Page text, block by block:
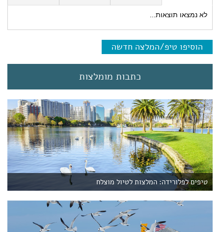
לא נמצאו תוצאות...
הוסיפו טיפ/המלצה חדשה
כתבות מומלצות
טיפים לפלורידה: המלצות לטיול מוצלח